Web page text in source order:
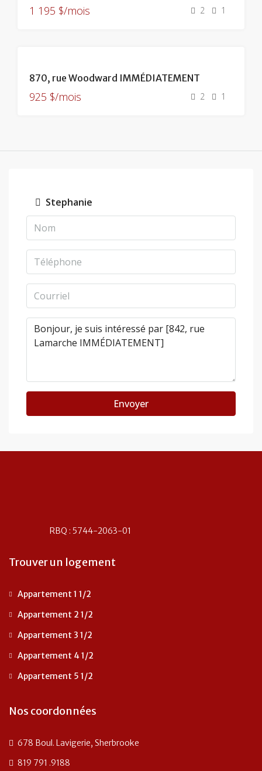
1 195 $/mois 2 1
870, rue Woodward IMMÉDIATEMENT
925 $/mois 2 1
Stephanie
Envoyer
RBQ : 5744-2063-01
Trouver un logement
Appartement 1 1/2
Appartement 2 1/2
Appartement 3 1/2
Appartement 4 1/2
Appartement 5 1/2
Nos coordonnées
678 Boul. Lavigerie, Sherbrooke
819 791 .9188